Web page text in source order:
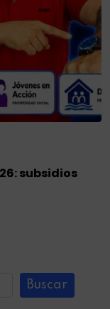
subsidios
Buscar